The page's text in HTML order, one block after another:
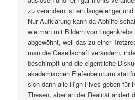
zu verändern ist ein langwieriger
Nur Aufklärung kann da Abhilfe
wie man mit Bildern von
abgewöhnt, weil das zu einer
man die Gesellschaft verändern,
beschimpft und die eigentliche
akademischen Elefenbeinturm
sich dann alle High-Fives geben für
Thesen, aber an der Realität ändert